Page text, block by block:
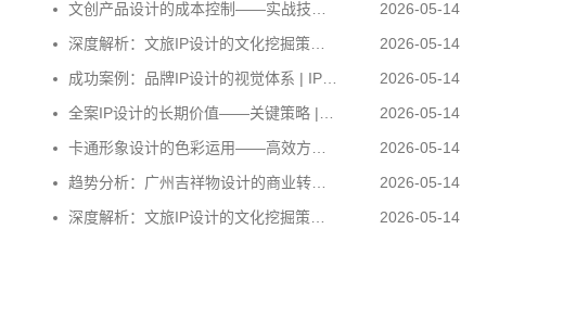
2026-05-14
文创产品设计的成本控制——实战技巧 | IP设计公司-佐案设计
2026-05-14
深度解析：文旅IP设计的文化挖掘策略 | IP设计公司-佐案设计
2026-05-14
成功案例：品牌IP设计的视觉体系 | IP设计公司-佐案设计
2026-05-14
全案IP设计的长期价值——关键策略 | IP设计公司-佐案设计
2026-05-14
卡通形象设计的色彩运用——高效方案 | IP设计公司-佐案设计
2026-05-14
趋势分析：广州吉祥物设计的商业转化 | IP设计公司-佐案设计
2026-05-14
深度解析：文旅IP设计的文化挖掘策略 | IP设计公司-佐案设计